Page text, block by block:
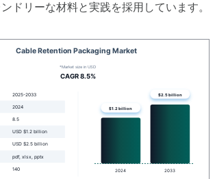
ドリーな材料と実践を採用しています。